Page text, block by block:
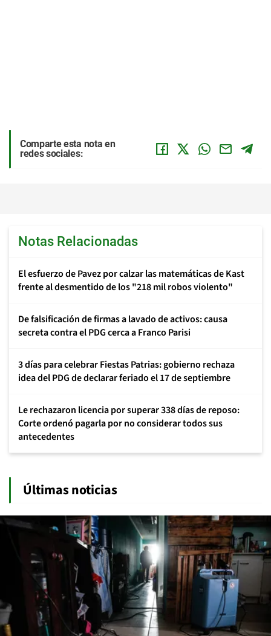
Comparte esta nota en
redes sociales:
Notas Relacionadas
El esfuerzo de Pavez por calzar las matemáticas de Kast
frente al desmentido de los "218 mil robos violento"
De falsificación de firmas a lavado de activos: causa
secreta contra el PDG cerca a Franco Parisi
3 días para celebrar Fiestas Patrias: gobierno rechaza
idea del PDG de declarar feriado el 17 de septiembre
Le rechazaron licencia por superar 338 días de reposo:
Corte ordenó pagarla por no considerar todos sus
antecedentes
Últimas noticias